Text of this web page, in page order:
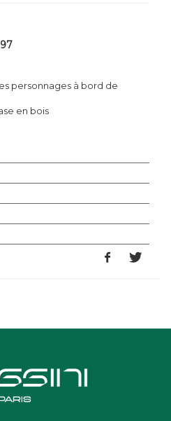
personnages à bord de
en bois